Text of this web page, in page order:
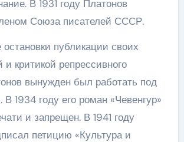
В 1931 году Платонов
Союза писателей СССР.
публикации своих
и критикой репрессивного
вынужден был работать под
1934 году его роман «Чевенгур»
и запрещен. В 1941 году
петицию «Культура и